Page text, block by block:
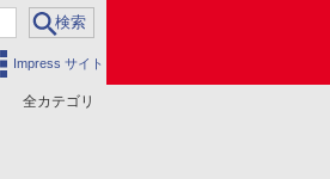
Impress サイト
全カテゴリ